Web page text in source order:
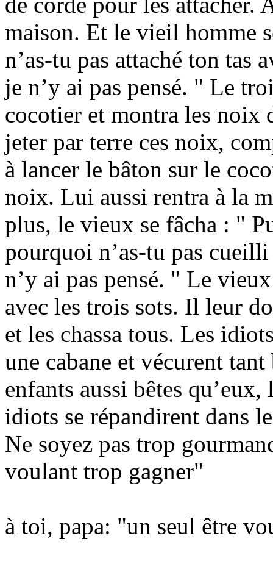
maison. Et le vieil homme
n’as-tu pas attaché ton tas
je n’y ai pas pensé. " Le
cocotier et montra les noix
jeter par terre ces noix,
à lancer le bâton sur le
noix. Lui aussi rentra à la
plus, le vieux se fâcha : "
pourquoi n’as-tu pas
n’y ai pas pensé. " Le
avec les trois sots. Il leur
et les chassa tous. Les
une cabane et vécurent
enfants aussi bêtes
idiots se répandirent dans
Ne soyez pas trop
voulant trop gagner"
à toi, papa: "un seul être